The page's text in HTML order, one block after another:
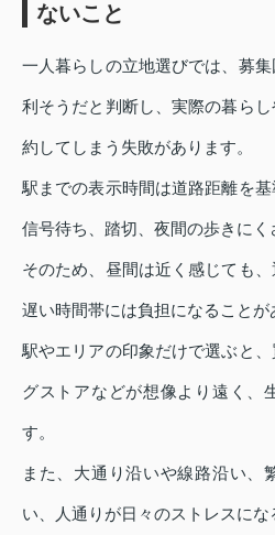
ないこと
一人暮らしの立地選びでは、募
利そうだと判断し、実際の暮ら
約してしまう失敗があります。
駅までの表示時間は道路距離を
信号待ち、踏切、夜間の歩きにく
そのため、昼間は近く感じても
遅い時間帯には負担になることが
駅やエリアの印象だけで選ぶと
グストアなどが想像より遠く、
す。
また、大通り沿いや線路沿い、
い、人通りが日々のストレスにな